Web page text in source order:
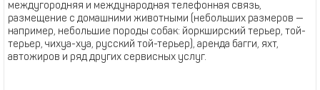
междугородняя и международная телефонная связь,
размещение с домашними животными (небольших размеров —
например, небольшие породы собак: йоркширский терьер, той-
терьер, чихуа-хуа, русский той-терьер), аренда багги, яхт,
автожиров и ряд других сервисных услуг.